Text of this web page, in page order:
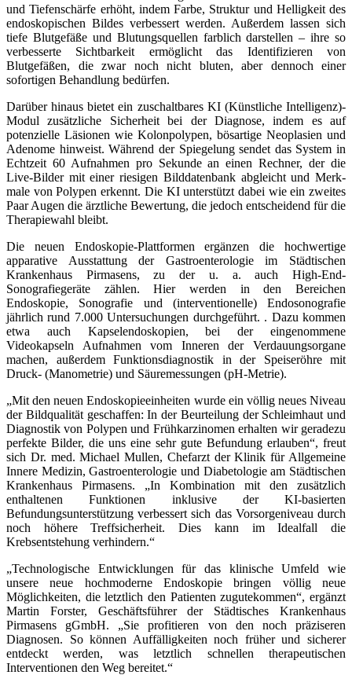
und Tiefenschärfe erhöht, indem Farbe, Struktur und Helligkeit des
endoskopischen Bildes verbessert werden. Außerdem lassen sich
tiefe Blutgefäße und Blutungsquellen farblich darstellen – ihre so
verbesserte Sichtbarkeit ermöglicht das Identifizieren von
Blutgefäßen, die zwar noch nicht bluten, aber dennoch einer
sofortigen Behandlung bedürfen.
Darüber hinaus bietet ein zuschaltbares KI (Künstliche Intelligenz)-
Modul zusätzliche Sicherheit bei der Diagnose, indem es auf
potenzielle Läsionen wie Kolonpolypen, bösartige Neoplasien und
Adenome hinweist. Während der Spiegelung sendet das System in
Echtzeit 60 Aufnahmen pro Sekunde an einen Rechner, der die
Live-Bilder mit einer riesigen Bilddatenbank abgleicht und Merk­
male von Polypen erkennt. Die KI unterstützt dabei wie ein zweites
Paar Augen die ärztliche Bewertung, die jedoch entscheidend für die
Therapiewahl bleibt.
Die neuen Endoskopie-Plattformen ergänzen die hochwertige
apparative Ausstattung der Gastroenterologie im Städtischen
Krankenhaus Pirmasens, zu der u. a. auch High-End-
Sonografiegeräte zählen. Hier werden in den Bereichen
Endoskopie, Sonografie und (interventionelle) Endosonografie
jährlich rund 7.000 Untersuchungen durchgeführt. . Dazu kommen
etwa auch Kapselendoskopien, bei der eingenommene
Videokapseln Aufnahmen vom Inneren der Verdauungs­organe
machen, außerdem Funktionsdiagnostik in der Speiseröhre mit
Druck- (Manometrie) und Säuremessungen (pH-Metrie).
„Mit den neuen Endoskopieeinheiten wurde ein völlig neues Niveau
der Bildqualität geschaffen: In der Beurteilung der Schleimhaut und
Diagnostik von Polypen und Frühkarzinomen erhalten wir geradezu
perfekte Bilder, die uns eine sehr gute Befundung erlauben“, freut
sich Dr. med. Michael Mullen, Chefarzt der Klinik für Allgemeine
Innere Medizin, Gastroenterologie und Diabetologie am Städtischen
Krankenhaus Pirmasens. „In Kombination mit den zusätzlich
enthaltenen Funktionen inklusive der KI-basierten
Befundungsunterstützung verbessert sich das Vorsorgeniveau durch
noch höhere Treffsicherheit. Dies kann im Idealfall die
Krebsentstehung verhindern.“
„Technologische Entwicklungen für das klinische Umfeld wie
unsere neue hochmoderne Endoskopie bringen völlig neue
Möglichkeiten, die letztlich den Patienten zugutekommen“, ergänzt
Martin Forster, Geschäftsführer der Städti­sches Krankenhaus
Pirmasens gGmbH. „Sie profitieren von den noch präziseren
Diagnosen. So können Auffälligkeiten noch früher und sicherer
entdeckt werden, was letztlich schnellen therapeutischen
Interventionen den Weg bereitet.“